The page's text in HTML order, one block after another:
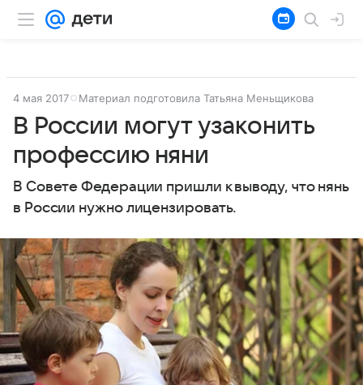
4 мая 2017 Материал подготовила Татьяна Меньщикова
В России могут узаконить
профессию няни
В Совете Федерации пришли к выводу, что нянь
в России нужно лицензировать.